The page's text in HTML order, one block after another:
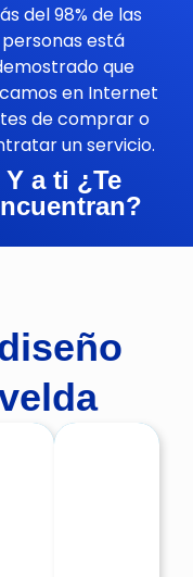
del 98% de las
personas está
que
en Internet
de comprar o
un servicio.
Y a ti ¿Te